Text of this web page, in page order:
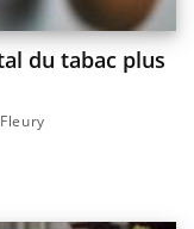
du tabac plus